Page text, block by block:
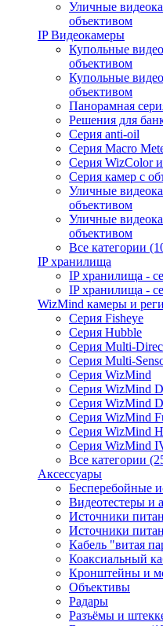
Уличные
объективом
IP Видеокамеры
Купольные
объективом
Купольные
объективом
Панорамная
Решения для
Серия anti-oil
Серия Macro
Серия WizColor
Серия камер с
Уличные
объективом
Уличные
объективом
Все категории
IP хранилища
IP хранилища -
IP хранилища -
WizMind камеры и
Серия Fisheye
Серия Hubble
Серия Multi-
Серия Multi-
Серия WizMind
Серия WizMind
Серия WizMind
Серия WizMind
Серия WizMind
Серия WizMind
Все категории
Аксессуары
Бесперебойные
Видеотестеры и
Источники
Источники
Кабель "витая
Коаксиальный
Кронштейны и
Объективы
Радары
Разъёмы и